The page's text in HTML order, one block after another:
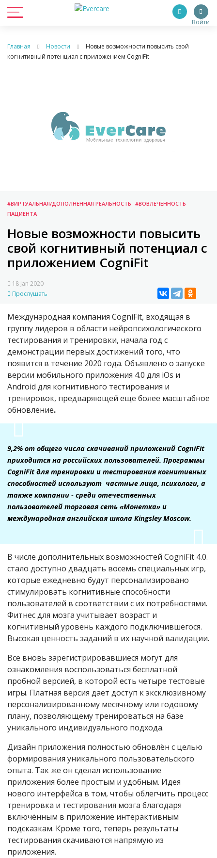
Войти
Главная Новости
Новые возможности повысить свой
когнитивный потенциал с приложением CogniFit
#ВИРТУАЛЬНАЯ/ДОПОЛНЕННАЯ РЕАЛЬНОСТЬ #ВОВЛЕЧЕННОСТЬ
ПАЦИЕНТА
Новые возможности повысить
свой когнитивный потенциал с
приложением CogniFit
18 Jan 2020
Прослушать
Международная компания CogniFit, входящая в
группу лидеров в области нейропсихологического
тестирования и тренировки, начала год с
демонстрации первых достижений того, что
появится в течение 2020 года. Объявлено о запуске
версии мобильного приложения 4.0 для iOs и
Android для когнитивного тестирования и
тренировок, предваряющей еще более масштабное
обновление.
9,2% от общего числа скачиваний приложений CogniFit
приходится на российских пользователей. Программы
CogniFit для тренировки и тестирования когнитивных
способностей используют частные лица, психологи, а
также компании - среди отечественных
пользователей торговая сеть «Монетка» и
международная английская школа Kingsley Moscow.
В числе дополнительных возможностей CogniFit 4.0.
стало доступно двадцать восемь специальных игр,
которые ежедневно будут персонализировано
стимулировать когнитивные способности
пользователей в соответствии с их потребностями.
Фитнес для мозга учитывает возраст и
когнитивный уровень каждого подключившегося.
Высокая ценность заданий в их научной валидации.
Все вновь зарегистрировавшиеся могут для
ознакомления воспользоваться бесплатной
пробной версией, в которой есть четыре тестовые
игры. Платная версия дает доступ к эксклюзивному
персонализированному месячному или годовому
плану, позволяющему тренироваться на базе
уникального индивидуального подхода.
Дизайн приложения полностью обновлён с целью
формирования уникального пользовательского
опыта. Так же он сделал использование
приложения более простым и удобным. Идея
нового интерфейса в том, чтобы облегчить процесс
тренировка и тестирования мозга благодаря
включённым в приложение интерактивным
подсказкам. Кроме того, теперь результаты
тестирования скачиваются напрямую из
приложения.